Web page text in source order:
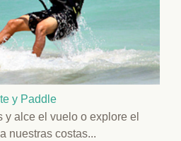
y Paddle
y alce el vuelo o explore el
nuestras costas...